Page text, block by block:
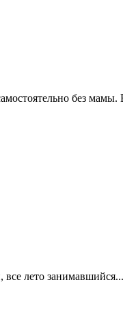
без мамы.
лето занимавшийся...